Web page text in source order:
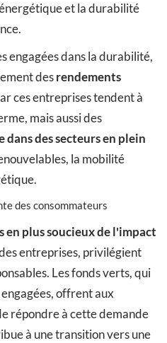
et la durabilité
engagées dans la durabilité,
desrendements
ces entreprises tendent à
mais aussi des
des secteurs en plein
la mobilité
des consommateurs
en plus soucieux de l'impact
entreprises, privilégient
Les fonds verts, qui
offrent aux
répondre à cette demande
à une transition vers une